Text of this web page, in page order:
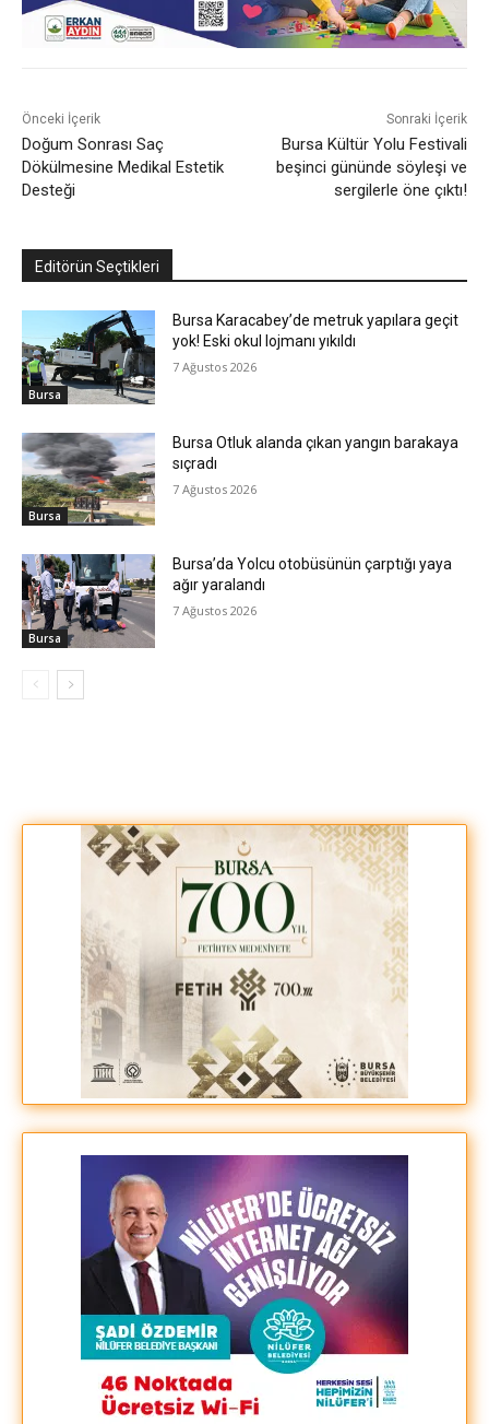
Önceki İçerik
Doğum Sonrası Saç
Dökülmesine Medikal Estetik
Desteği
Sonraki İçerik
Bursa Kültür Yolu Festivali
beşinci gününde söyleşi ve
sergilerle öne çıktı!
Editörün Seçtikleri
Bursa
Bursa Karacabey’de metruk yapılara geçit
yok! Eski okul lojmanı yıkıldı
7 Ağustos 2026
Bursa
Bursa Otluk alanda çıkan yangın barakaya
sıçradı
7 Ağustos 2026
Bursa
Bursa’da Yolcu otobüsünün çarptığı yaya
ağır yaralandı
7 Ağustos 2026